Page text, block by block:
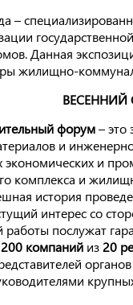
–
Данная
жилищно-
ВЕСЕННИЙ
форум– это
и
экономических и
комплекса и
история
интерес со
работы послужат
200 компаний из 20